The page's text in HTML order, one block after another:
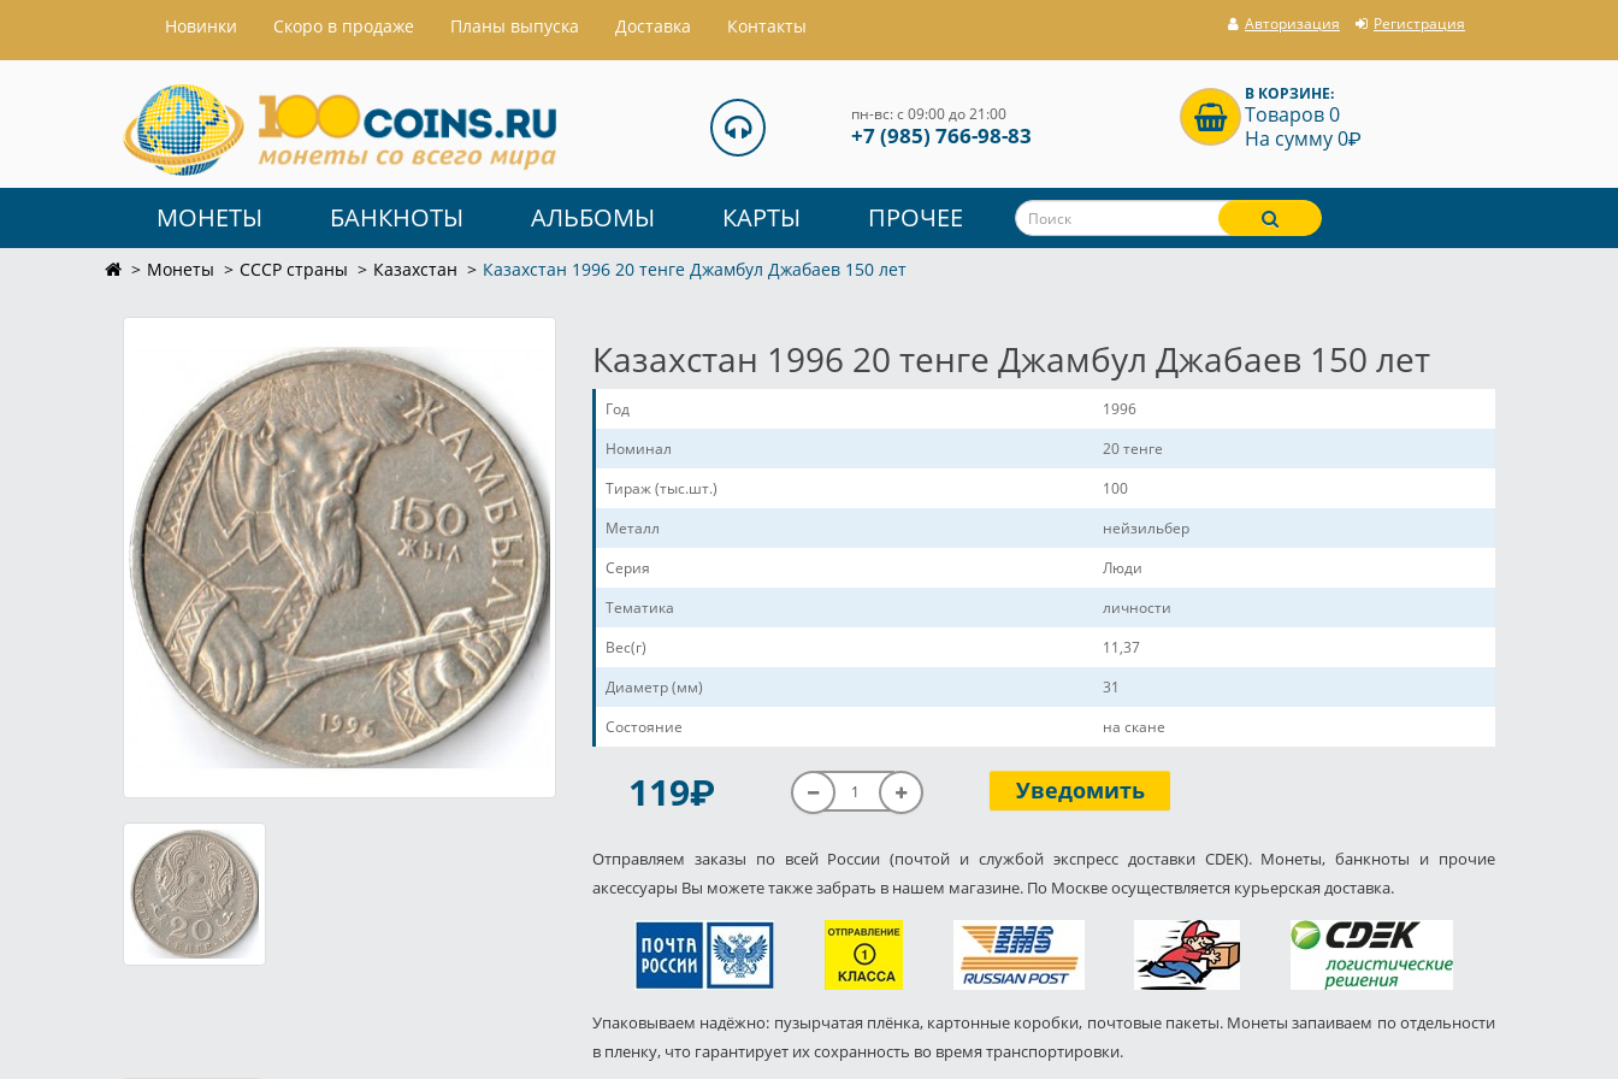
Hовинки Скоро в продаже Планы выпуска Доставка Контакты Авторизация Регистрация
пн-вс: с 09:00 до 21:00
+7 (985) 766-98-83
В КОРЗИНЕ:
Товаров 0
На сумму 0P
МОНЕТЫ БАНКНОТЫ АЛЬБОМЫ КАРТЫ ПРОЧЕЕ
Монеты СССР страны Казахстан Казахстан 1996 20 тенге Джамбул Джабаев 150 лет
Казахстан 1996 20 тенге Джамбул Джабаев 150 лет
Год
1996
Номинал
20 тенге
Тираж (тыс.шт.)
100
Металл
нейзильбер
Серия
Люди
Тематика
личности
Вес(г)
11,37
Диаметр (мм)
31
Состояние
на скане
119P Уведомить
Отправляем заказы по всей России (почтой и службой экспресс доставки CDEK). Монеты, банкноты и прочие
аксессуары Вы можете также забрать в нашем магазине. По Москве осуществляется курьерская доставка.
Упаковываем надёжно: пузырчатая плёнка, картонные коробки, почтовые пакеты. Монеты запаиваем по отдельности
в пленку, что гарантирует их сохранность во время транспортировки.